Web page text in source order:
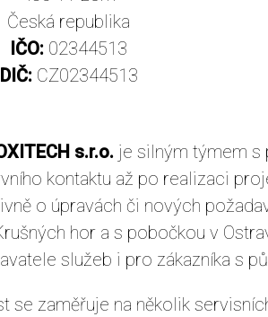
Česká republika
IČO: 02344513
DIČ: CZ02344513
s.r.o. je silným týmem s
kontaktu až po realizaci
o úpravách či nových
hor a s pobočkou v
služeb i pro zákazníka s
se zaměřuje na několik